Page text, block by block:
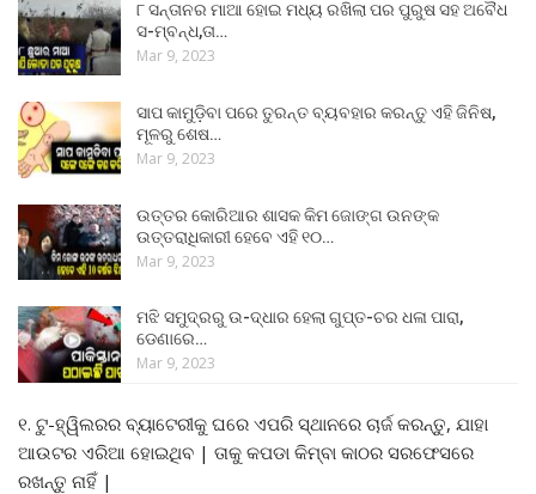
୮ ସନ୍ତାନର ମାଆ ହୋଇ ମଧ୍ୟ ରଖିଲା ପର ପୁରୁଷ ସହ ଅବୈଧ
ସ-ମ୍ବନ୍ଧ,ତା…
Mar 9, 2023
ସାପ କାମୁଡ଼ିବା ପରେ ତୁରନ୍ତ ବ୍ୟବହାର କରନ୍ତୁ ଏହି ଜିନିଷ,
ମୂଳରୁ ଶେଷ…
Mar 9, 2023
ଉତ୍ତର କୋରିଆର ଶାସକ କିମ ଜୋଙ୍ଗ ଉନଙ୍କ
ଉତ୍ତରାଧିକାରୀ ହେବେ ଏହି ୧୦…
Mar 9, 2023
ମଝି ସମୁଦ୍ରରୁ ଉ-ଦ୍ଧାର ହେଲା ଗୁପ୍ତ-ଚର ଧଳା ପାରା,
ଡେଣାରେ…
Mar 9, 2023
୧. ଟୁ-ହ୍ୱିଲରର ବ୍ୟାଟେରୀକୁ ଘରେ ଏପରି ସ୍ଥାନରେ ଚାର୍ଜ କରନ୍ତୁ, ଯାହା
ଆଉଟର ଏରିଆ ହୋଇଥିବ | ତାକୁ କପଡା କିମ୍ବା କାଠର ସରଫେସରେ
ରଖନ୍ତୁ ନାହିଁ |